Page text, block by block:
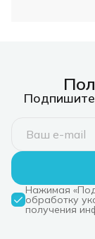
Нажимая
обработку
получения